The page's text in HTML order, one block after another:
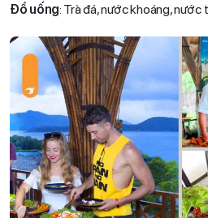
Đồ uống: Trà đá, nước khoáng, nước